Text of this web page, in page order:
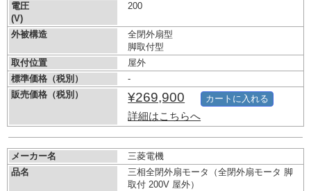
電圧
(V)
200
外被構造
全閉外扇型
脚取付型
取付位置
屋外
標準価格（税別）
-
販売価格（税別）
¥269,900
詳細はこちらへ
カートに入れる
メーカー名
三菱電機
品名
三相全閉外扇モータ（全閉外扇モータ 脚
取付 200V 屋外）